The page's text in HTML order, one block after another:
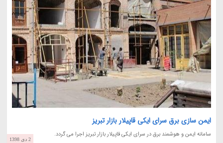
ایمن سازی برق سرای ایکی قاپیلار بازار تبریز
سامانه ایمن و هوشمند برق در سرای ایکی قاپیلار بازار تبریز اجرا می گردد.
2 دی 1398